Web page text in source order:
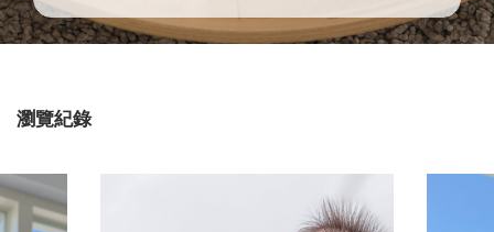
瀏覽紀錄